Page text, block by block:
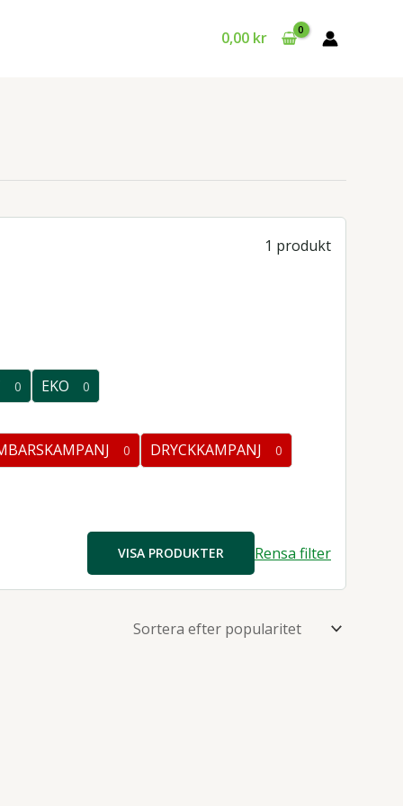
0,00 kr
1 produkt
0 EKO 0
0
0 DRYCKKAMPANJ 0
0
VISA PRODUKTER Rensa filter